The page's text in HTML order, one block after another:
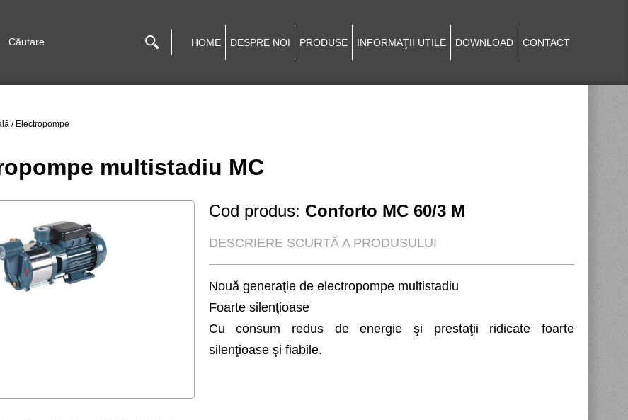
HOME DESPRE NOI PRODUSE INFORMAŢII UTILE DOWNLOAD CONTACT
/ Electropompe
multistadiu MC
Cod produs: Conforto MC 60/3 M
DESCRIERE SCURTĂ A PRODUSULUI
Nouă generaţie de electropompe multistadiu
Foarte silenţioase
Cu consum redus de energie şi prestaţii ridicate foarte
silenţioase şi fiabile.